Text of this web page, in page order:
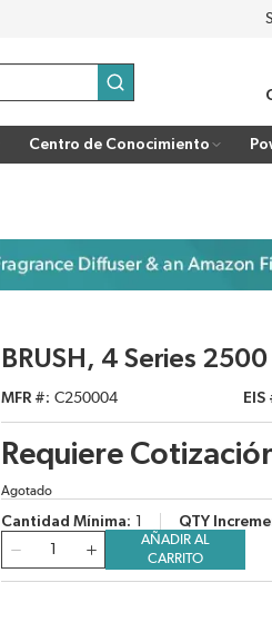
enviar búsqueda
Centro de Conocimiento
BRUSH, 4 Series 2500
MFR # C250004 EIS
Requiere
Agotado
Cantidad Mínima QTY
Cantidad
AÑADIR AL
CARRITO